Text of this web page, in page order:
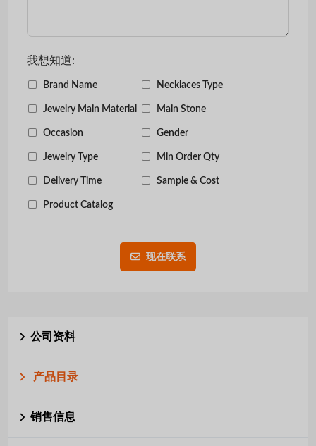
我想知道:
Brand Name Necklaces Type
Jewelry Main Material Main Stone
Occasion Gender
Jewelry Type Min Order Qty
Delivery Time Sample & Cost
Product Catalog
现在联系
公司资料
产品目录
销售信息